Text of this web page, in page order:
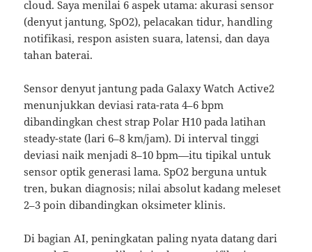
cloud. Saya menilai 6 aspek utama: akurasi sensor
(denyut jantung, SpO2), pelacakan tidur, handling
notifikasi, respon asisten suara, latensi, dan daya
tahan baterai.
Sensor denyut jantung pada Galaxy Watch Active2
menunjukkan deviasi rata-rata 4–6 bpm
dibandingkan chest strap Polar H10 pada latihan
steady-state (lari 6–8 km/jam). Di interval tinggi
deviasi naik menjadi 8–10 bpm—itu tipikal untuk
sensor optik generasi lama. SpO2 berguna untuk
tren, bukan diagnosis; nilai absolut kadang meleset
2–3 poin dibandingkan oksimeter klinis.
Di bagian AI, peningkatan paling nyata datang dari